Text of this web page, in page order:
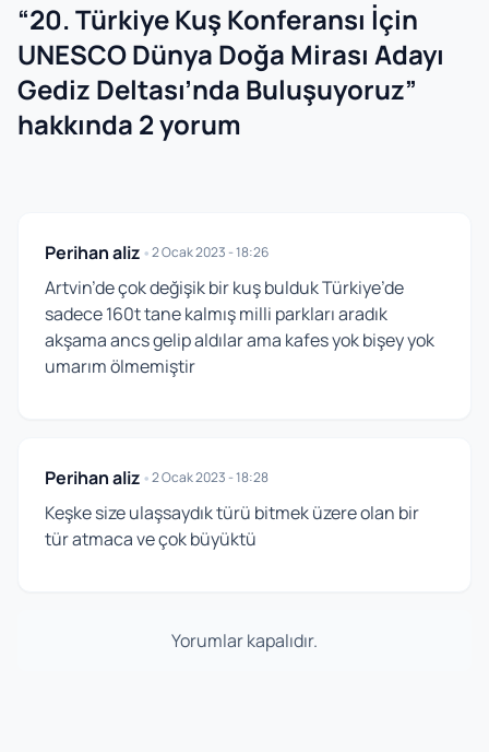
“20. Türkiye Kuş Konferansı İçin
UNESCO Dünya Doğa Mirası Adayı
Gediz Deltası’nda Buluşuyoruz”
hakkında 2 yorum
Perihan aliz•2 Ocak 2023 - 18:26
Artvin’de çok değişik bir kuş bulduk Türkiye’de
sadece 160t tane kalmış milli parkları aradık
akşama ancs gelip aldılar ama kafes yok bişey yok
umarım ölmemiştir
Perihan aliz•2 Ocak 2023 - 18:28
Keşke size ulaşsaydık türü bitmek üzere olan bir
tür atmaca ve çok büyüktü
Yorumlar kapalıdır.